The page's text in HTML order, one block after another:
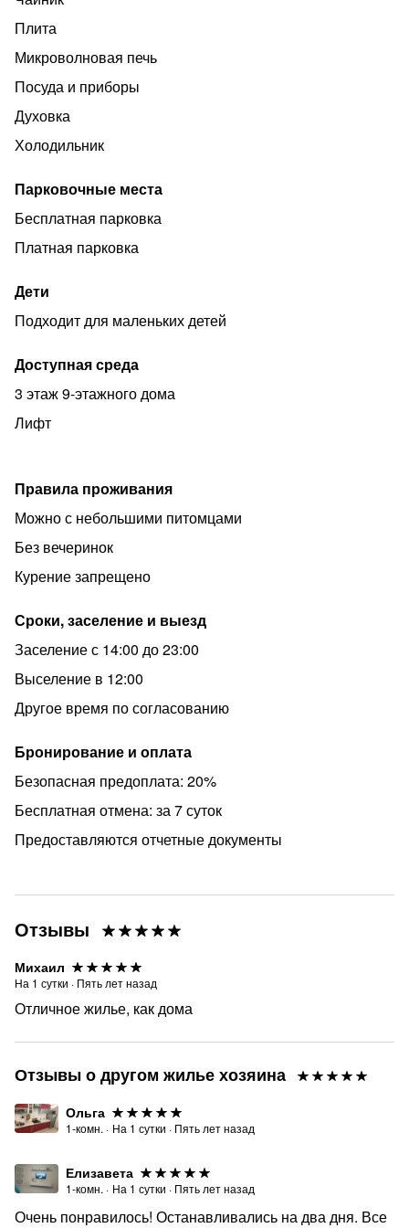
Плита
Микроволновая печь
Посуда и приборы
Духовка
Холодильник
Парковочные места
Бесплатная парковка
Платная парковка
Дети
Подходит для маленьких детей
Доступная среда
3 этаж 9-этажного дома
Лифт
Правила проживания
Можно с небольшими питомцами
Без вечеринок
Курение запрещено
Сроки, заселение и выезд
Заселение с 14:00 до 23:00
Выселение в 12:00
Другое время по согласованию
Бронирование и оплата
Безопасная предоплата: 20%
Бесплатная отмена: за 7 суток
Предоставляются отчетные документы
Отзывы
Михаил
На 1 сутки · Пять лет назад
Отличное жилье, как дома
Отзывы о другом жилье хозяина
Ольга
1-комн. · На 1 сутки · Пять лет назад
Елизавета
1-комн. · На 1 сутки · Пять лет назад
Очень понравилось! Останавливались на два дня. Все